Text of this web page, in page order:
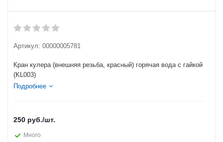
Артикул: 00000005781
Кран кулера (внешняя резьба, красный) горячая вода с гайкой
(KL003)
Подробнее
250 руб./шт.
Много